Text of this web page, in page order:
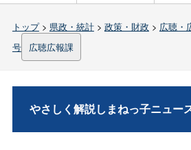
トップ> 県政・統計> 政策・財政 > 広聴・
号
広聴広報課
やさしく解説しまねっ子ニュー